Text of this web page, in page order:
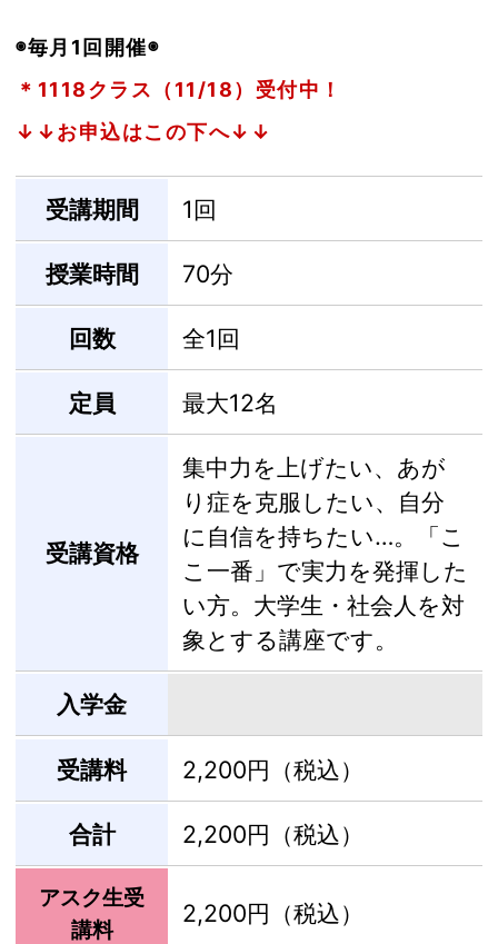
◉毎月1回開催◉
＊1118クラス（11/18）受付中！
↓↓お申込はこの下へ↓↓
受講期間 1回
授業時間 70分
回数 全1回
定員 最大12名
受講資格
集中力を上げたい、あが
り症を克服したい、自分
に自信を持ちたい…。「こ
こ一番」で実力を発揮した
い方。大学生・社会人を対
象とする講座です。
入学金
受講料 2,200円（税込）
合計 2,200円（税込）
アスク生受
講料
2,200円（税込）